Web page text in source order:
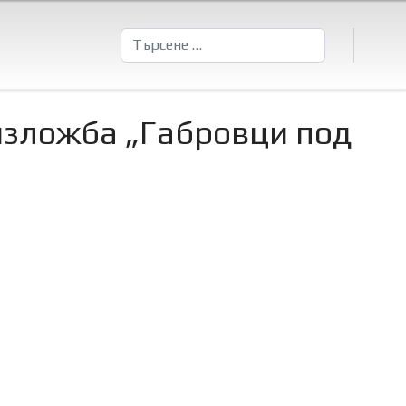
Търсене
„Габровци под